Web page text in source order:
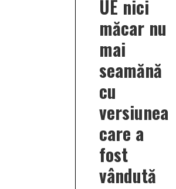
UE nici
măcar nu
mai
seamănă
cu
versiunea
care a
fost
vândută